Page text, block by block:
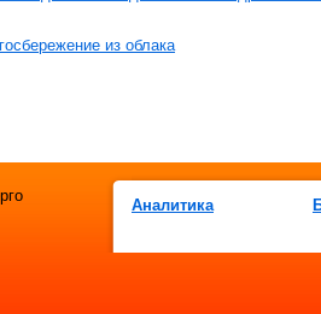
из облака
Аналитика